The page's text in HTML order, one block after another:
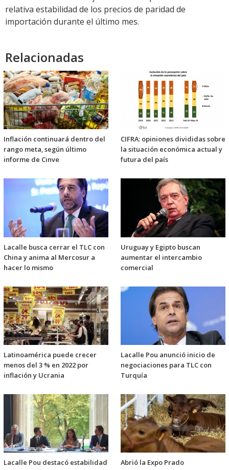
relativa estabilidad de los precios de paridad de
importación durante el último mes.
Relacionadas
Inflación continuará dentro del
rango meta, según último
informe de Cinve
CIFRA: opiniones divididas sobre
la situación económica actual y
futura del país
Lacalle busca cerrar el TLC con
China y anima al Mercosur a
hacer lo mismo
Uruguay y Egipto buscan
aumentar el intercambio
comercial
Latinoamérica puede crecer
menos del 3 % en 2022 por
inflación y Ucrania
Lacalle Pou anunció inicio de
negociaciones para TLC con
Turquía
Lacalle Pou destacó estabilidad
Abrió la Expo Prado